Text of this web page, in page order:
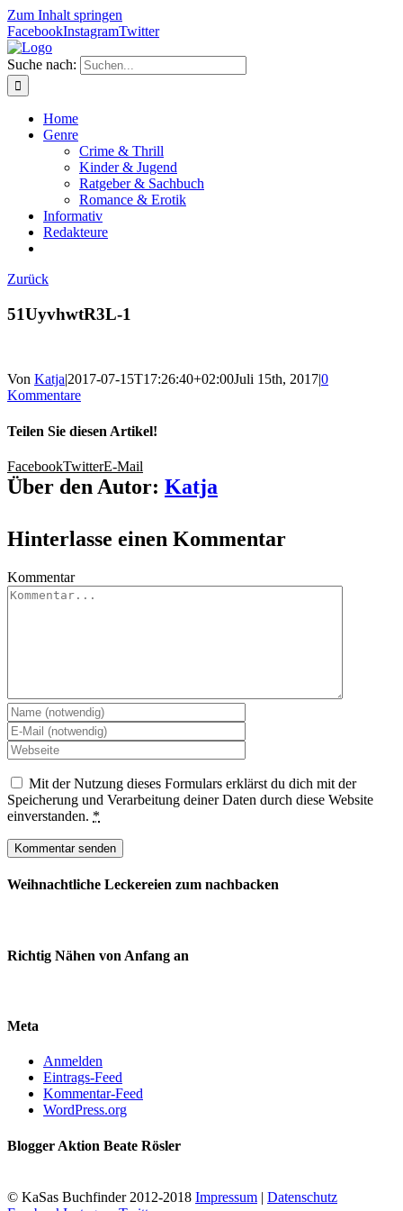
Zum Inhalt springen
FacebookInstagramTwitter
Suche nach:
Home
Genre
Crime & Thrill
Kinder & Jugend
Ratgeber & Sachbuch
Romance & Erotik
Informativ
Redakteure
Zurück
51UyvhwtR3L-1
Von Katja|2017-07-15T17:26:40+02:00Juli 15th, 2017|0
Kommentare
Teilen Sie diesen Artikel!
FacebookTwitterE-Mail
Über den Autor: Katja
Hinterlasse einen Kommentar
Kommentar
Mit der Nutzung dieses Formulars erklärst du dich mit der
Speicherung und Verarbeitung deiner Daten durch diese Website
einverstanden. *
Weihnachtliche Leckereien zum nachbacken
Richtig Nähen von Anfang an
Meta
Anmelden
Eintrags-Feed
Kommentar-Feed
WordPress.org
Blogger Aktion Beate Rösler
© KaSas Buchfinder 2012-2018 Impressum | Datenschutz